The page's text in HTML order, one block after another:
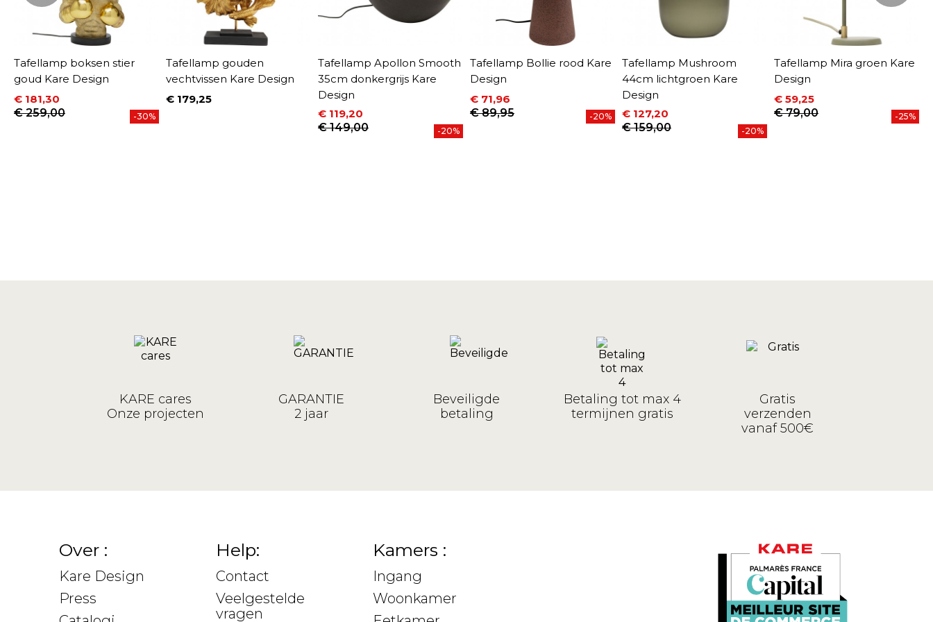
Tafellamp boksen stier
goud Kare Design
Prijs
€ 181,30
Normale prijs
€ 259,00 -30%
Tafellamp gouden
vechtvissen Kare Design
Prijs
€ 179,25
Tafellamp Apollon Smooth
35cm donkergrijs Kare
Design
Prijs
€ 119,20
Normale prijs
€ 149,00 -20%
Tafellamp Bollie rood Kare
Design
Prijs
€ 71,96
Normale prijs
€ 89,95 -20%
Tafellamp Mushroom
44cm lichtgroen Kare
Design
Prijs
€ 127,20
Normale prijs
€ 159,00 -20%
Tafellamp Mira groen Kare
Design
Prijs
€ 59,25
Normale prijs
€ 79,00 -25%
KARE cares
Onze projecten
GARANTIE
2 jaar
Beveiligde
betaling
Betaling tot max 4
termijnen gratis
Gratis
verzenden
vanaf 500€
Over :
Kare Design
Press
Help:
Contact
Veelgestelde
vragen
Kamers :
Ingang
Woonkamer